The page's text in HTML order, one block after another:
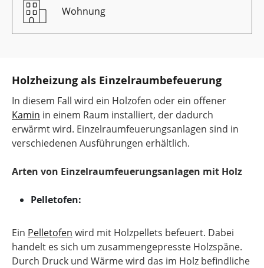
Wohnung
Holzheizung als Einzelraumbefeuerung
In diesem Fall wird ein Holzofen oder ein offener
Kamin in einem Raum installiert, der dadurch
erwärmt wird. Einzelraumfeuerungsanlagen sind in
verschiedenen Ausführungen erhältlich.
Arten von Einzelraumfeuerungsanlagen mit Holz
Pelletofen:
Ein Pelletofen wird mit Holzpellets befeuert. Dabei
handelt es sich um zusammengepresste Holzspäne.
Durch Druck und Wärme wird das im Holz befindliche